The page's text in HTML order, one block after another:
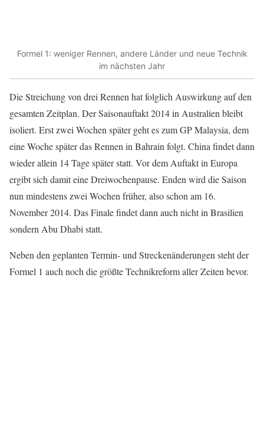
Formel 1: weniger Rennen, andere Länder und neue Technik
im nächsten Jahr
Die Streichung von drei Rennen hat folglich Auswirkung auf den
gesamten Zeitplan. Der Saisonauftakt 2014 in Australien bleibt
isoliert. Erst zwei Wochen später geht es zum GP Malaysia, dem
eine Woche später das Rennen in Bahrain folgt. China findet dann
wieder allein 14 Tage später statt. Vor dem Auftakt in Europa
ergibt sich damit eine Dreiwochenpause. Enden wird die Saison
nun mindestens zwei Wochen früher, also schon am 16.
November 2014. Das Finale findet dann auch nicht in Brasilien
sondern Abu Dhabi statt.
Neben den geplanten Termin- und Streckenänderungen steht der
Formel 1 auch noch die größte Technikreform aller Zeiten bevor.